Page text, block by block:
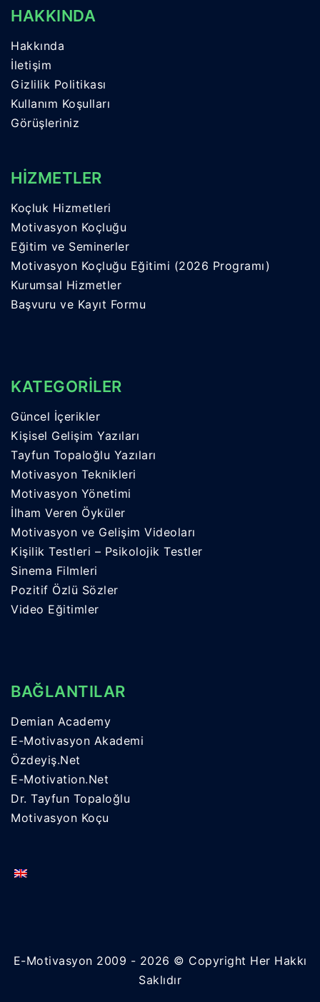
HAKKINDA
Hakkında
İletişim
Gizlilik Politikası
Kullanım Koşulları
Görüşleriniz
HİZMETLER
Koçluk Hizmetleri
Motivasyon Koçluğu
Eğitim ve Seminerler
Motivasyon Koçluğu Eğitimi (2026 Programı)
Kurumsal Hizmetler
Başvuru ve Kayıt Formu
KATEGORİLER
Güncel İçerikler
Kişisel Gelişim Yazıları
Tayfun Topaloğlu Yazıları
Motivasyon Teknikleri
Motivasyon Yönetimi
İlham Veren Öyküler
Motivasyon ve Gelişim Videoları
Kişilik Testleri – Psikolojik Testler
Sinema Filmleri
Pozitif Özlü Sözler
Video Eğitimler
BAĞLANTILAR
Demian Academy
E-Motivasyon Akademi
Özdeyiş.Net
E-Motivation.Net
Dr. Tayfun Topaloğlu
Motivasyon Koçu
E-Motivasyon 2009 - 2026 © Copyright Her Hakkı
Saklıdır